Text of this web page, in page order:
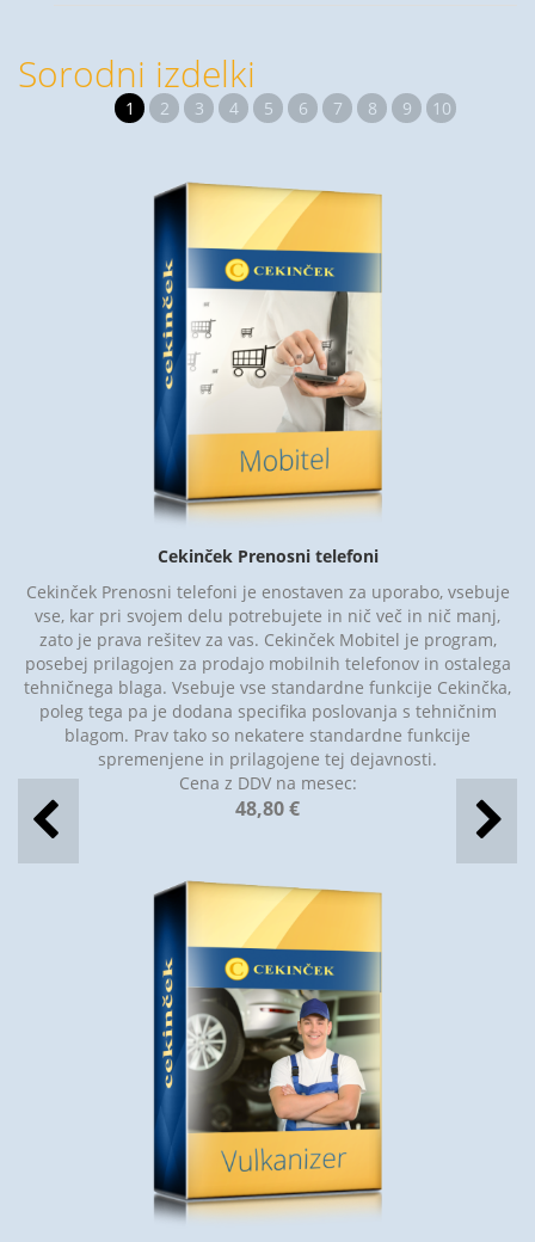
Sorodni izdelki
1 2 3 4 5 6 7 8 9 10
Cekinček Prenosni telefoni
Cekinček Prenosni telefoni je enostaven za uporabo, vsebuje
vse, kar pri svojem delu potrebujete in nič več in nič manj,
zato je prava rešitev za vas. Cekinček Mobitel je program,
posebej prilagojen za prodajo mobilnih telefonov in ostalega
tehničnega blaga. Vsebuje vse standardne funkcije Cekinčka,
poleg tega pa je dodana specifika poslovanja s tehničnim
blagom. Prav tako so nekatere standardne funkcije
spremenjene in prilagojene tej dejavnosti.
Cena z DDV na mesec:
48,80 €